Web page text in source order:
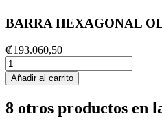
BARRA HEXAGONAL
₡193.060,50
Añadir al carrito
8 otros productos en